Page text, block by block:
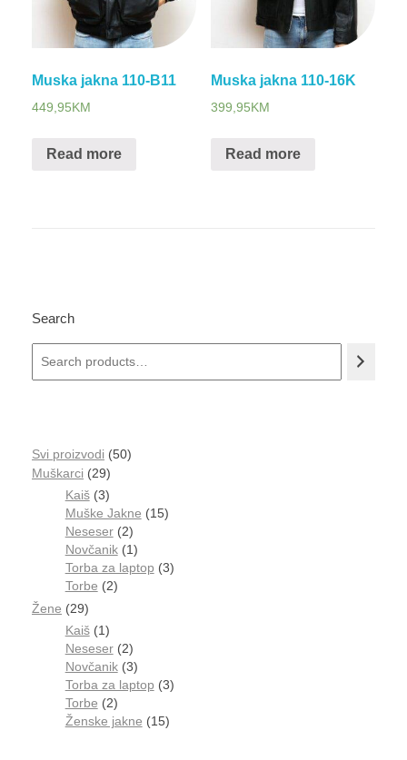
Muska jakna 110-B11
449,95 KM
Read more
Muska jakna 110-16K
399,95 KM
Read more
Search
Svi proizvodi
50
Muškarci
29
Kaiš 3
Muške Jakne
15
Neseser 2
Novčanik 1
Torba za laptop
3
Torbe
2
Žene 29
Kaiš 1
Neseser 2
Novčanik 3
Torba za laptop
3
Torbe
2
Ženske jakne
15